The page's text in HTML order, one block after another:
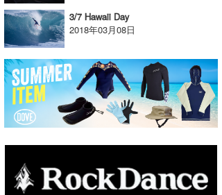
3/7 Hawaii Day
2018年03月08日
たっちー
ハンマー
まっきー
三輪予報士
上條将美